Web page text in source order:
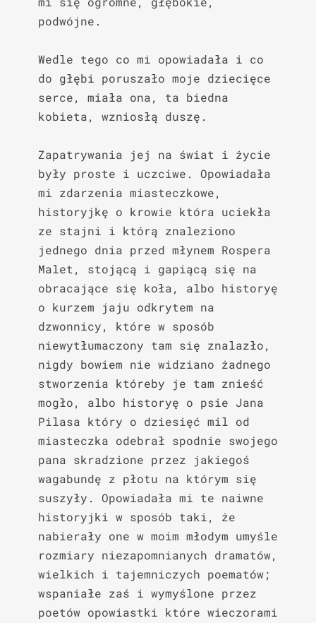
podwójne.
Wedle tego co mi opowiadała i co
do głębi poruszało moje dziecięce
serce, miała ona, ta biedna
kobieta, wzniosłą duszę.
Zapatrywania jej na świat i życie
były proste i uczciwe. Opowiadała
mi zdarzenia miasteczkowe,
historyjkę o krowie która uciekła
ze stajni i którą znaleziono
jednego dnia przed młynem Rospera
Malet, stojącą i gapiącą się na
obracające się koła, albo historyę
o kurzem jaju odkrytem na
dzwonnicy, które w sposób
niewytłumaczony tam się znalazło,
nigdy bowiem nie widziano żadnego
stworzenia któreby je tam znieść
mogło, albo historyę o psie Jana
Pilasa który o dziesięć mil od
miasteczka odebrał spodnie swojego
pana skradzione przez jakiegoś
wagabundę z płotu na którym się
suszyły. Opowiadała mi te naiwne
historyjki w sposób taki, że
nabierały one w moim młodym umyśle
rozmiary niezapomnianych dramatów,
wielkich i tajemniczych poematów;
wspaniałe zaś i wymyślone przez
poetów opowiastki które wieczorami